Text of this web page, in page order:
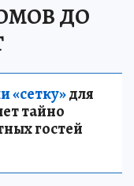
ДО
«сетку»для
тайно
гостей